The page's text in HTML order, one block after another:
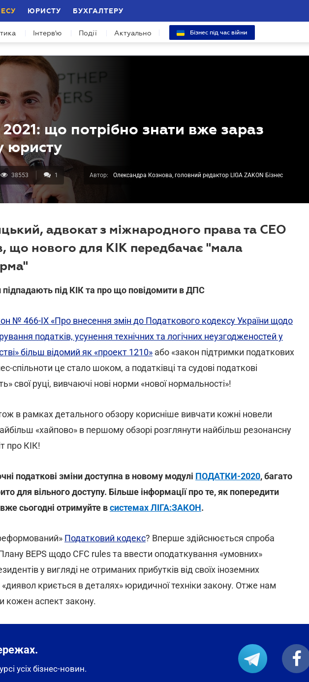
ЮРИСТУ БУХГАЛТЕРУ
Інтерв'ю Події Актуально Бізнес під час війни
що потрібно знати вже зараз
юристу
38553 1 Автор: Олександра Кознова, головний редактор LIGA ZAKON Бізнес
адвокат з міжнародного права та CEO
що нового для КІК передбачає "мала
підпадають під КІК та про що повідомити в ДПС
№ 466-IX «Про внесення змін до Податкового кодексу України щодо
податків, усунення технічних та логічних неузгодженостей у
більш відомий як «проект 1210» або «закон підтримки податкових
спільноти це стало шоком, а податківці та судові податкові
свої руці, вивчаючі нові норми «нової нормальності»!
в рамках детального обзору корисніше вивчати кожні новели
«хайпово» в першому обзорі розглянути найбільш резонансну
про КІК!
податкові зміни доступна в новому модулі ПОДАТКИ-2020, багато
для вільного доступу. Більше інформації про те, як попередити
вже сьогодні отримуйте всистемах ЛІГА:ЗАКОН.
Податковий кодекс? Вперше здійснюється спроба
BEPS щодо CFC rules та ввести оподаткування «умовних»
у вигляді не отриманих прибутків від своїх іноземних
криється в деталях» юридичної техніки закону. Отже нам
кожен аспект закону.
усіх бізнес-новин.